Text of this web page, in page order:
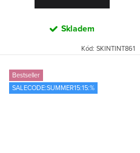
Skladem
Kód: SKINTINT861
Bestseller
SALECODE:SUMMER15:15:%